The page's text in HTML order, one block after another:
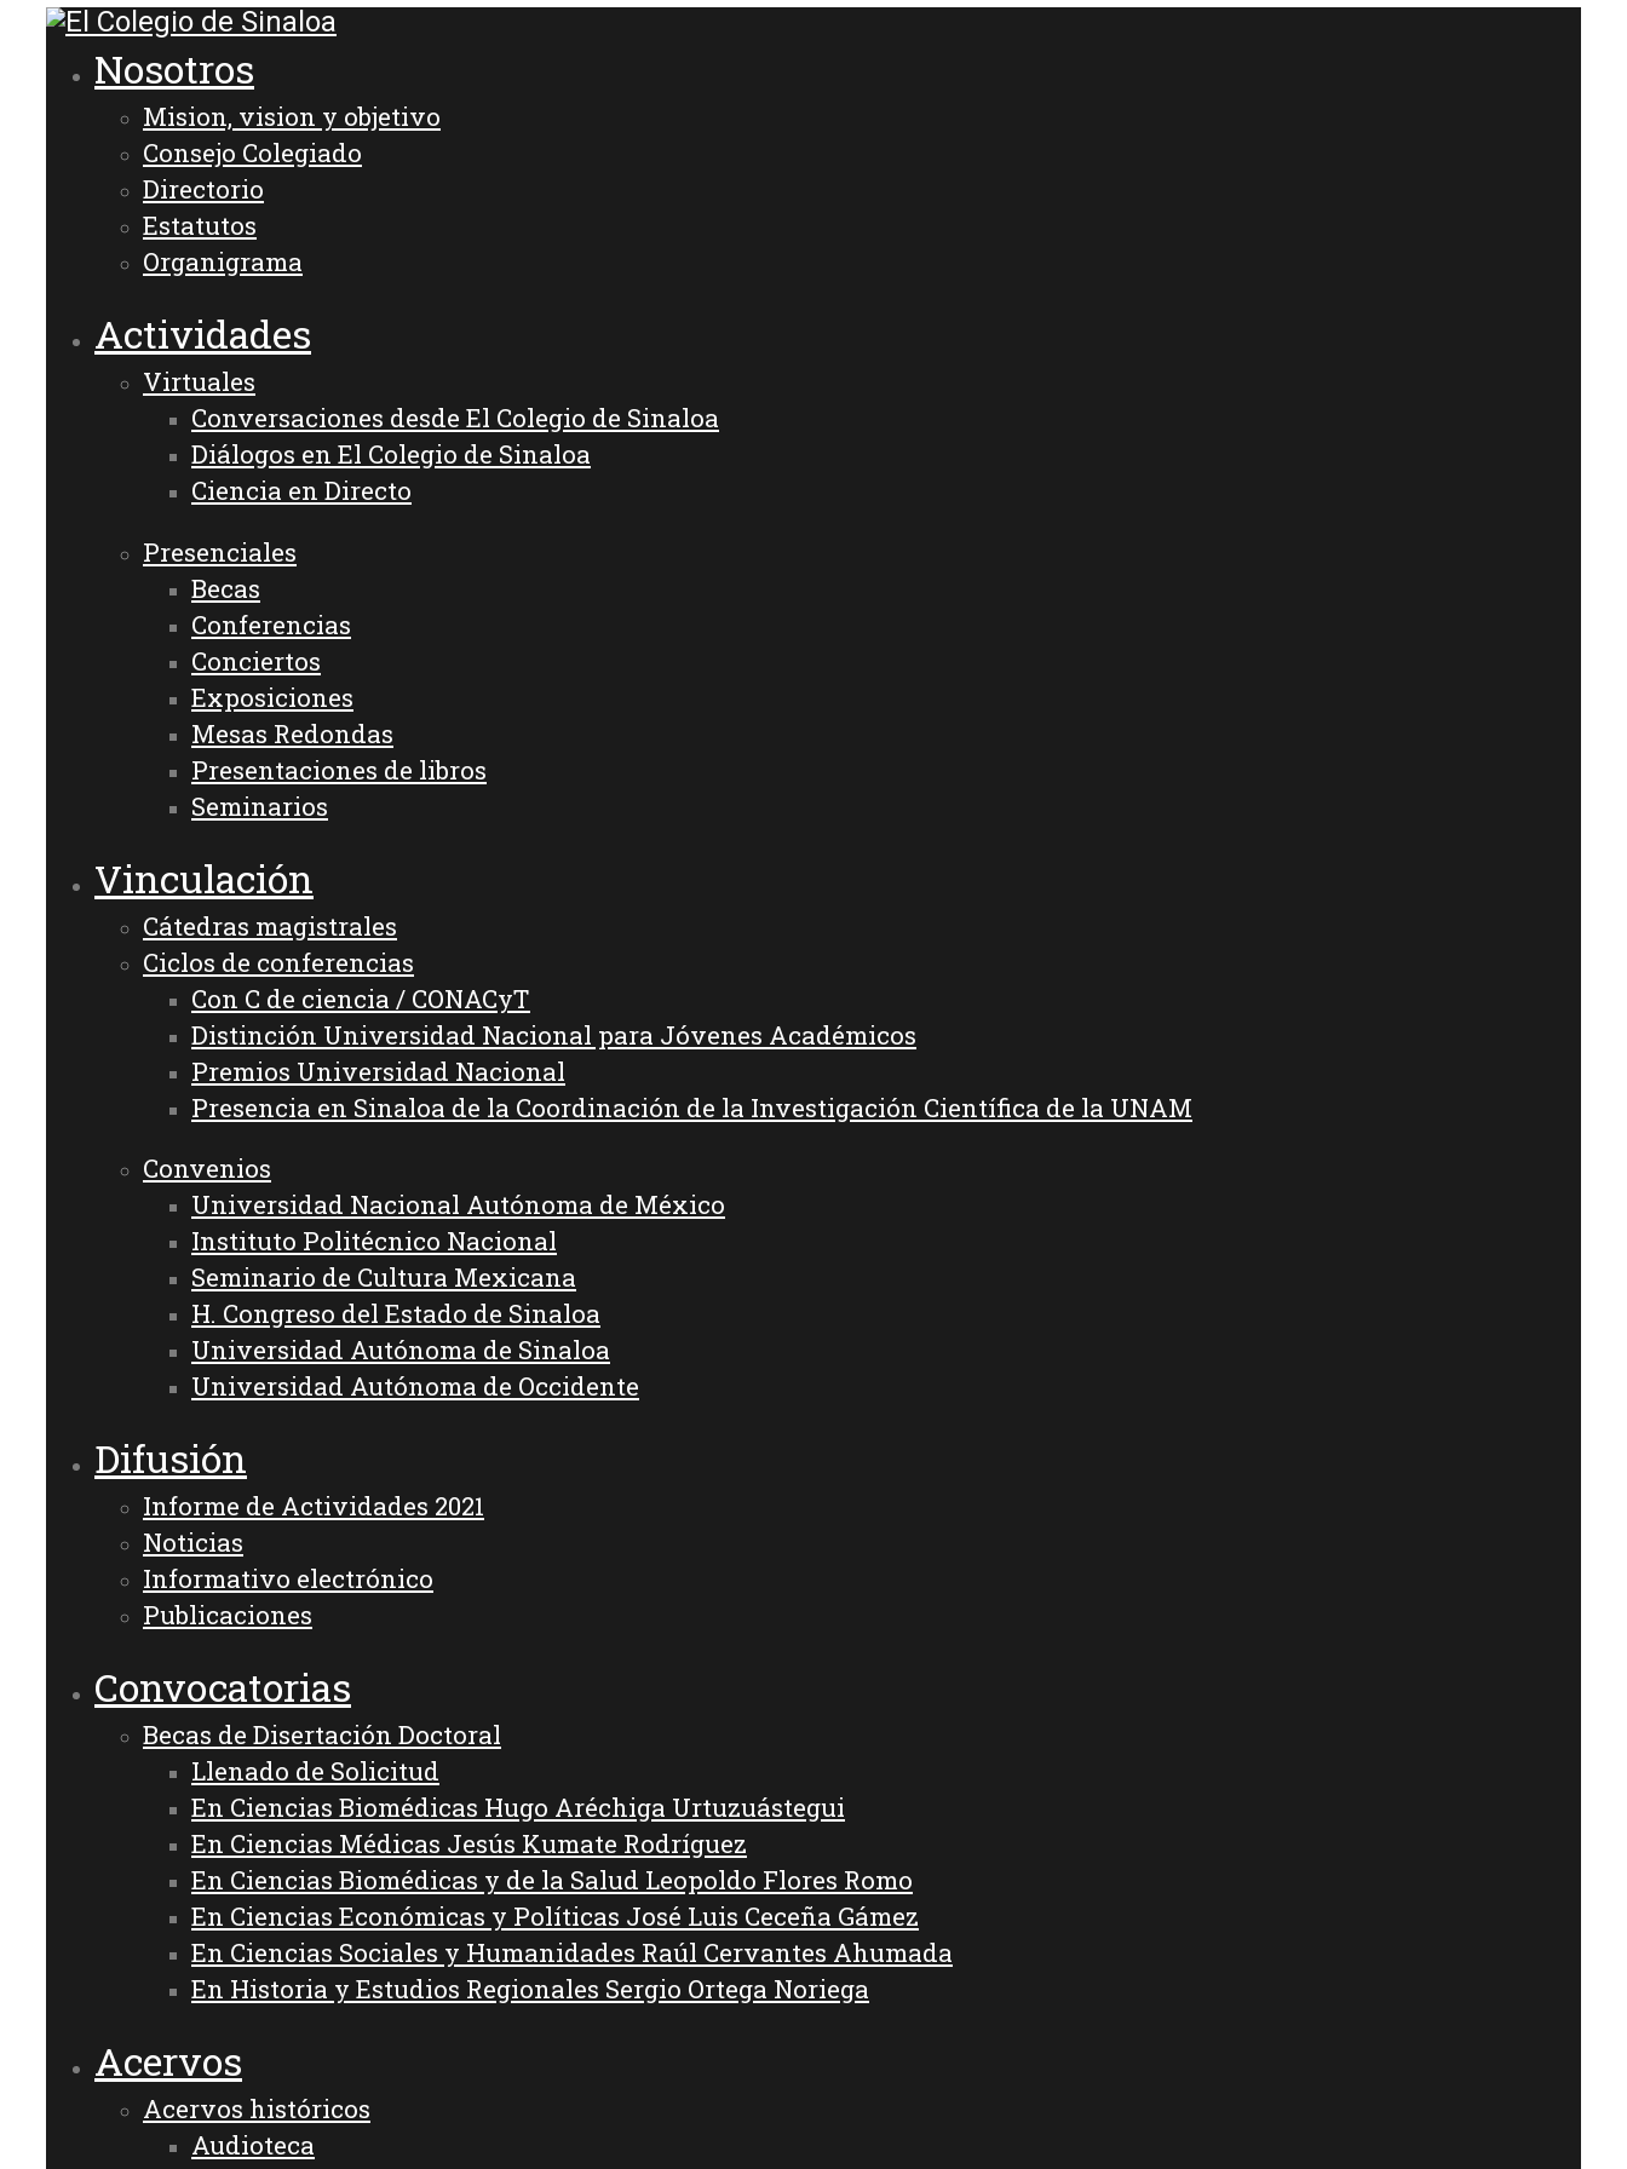
Nosotros
Mision, vision y objetivo
Consejo Colegiado
Directorio
Estatutos
Organigrama
Actividades
Virtuales
Conversaciones desde El Colegio de Sinaloa
Diálogos en El Colegio de Sinaloa
Ciencia en Directo
Presenciales
Becas
Conferencias
Conciertos
Exposiciones
Mesas Redondas
Presentaciones de libros
Seminarios
Vinculación
Cátedras magistrales
Ciclos de conferencias
Con C de ciencia / CONACyT
Distinción Universidad Nacional para Jóvenes Académicos
Premios Universidad Nacional
Presencia en Sinaloa de la Coordinación de la Investigación Científica de la UNAM
Convenios
Universidad Nacional Autónoma de México
Instituto Politécnico Nacional
Seminario de Cultura Mexicana
H. Congreso del Estado de Sinaloa
Universidad Autónoma de Sinaloa
Universidad Autónoma de Occidente
Difusión
Informe de Actividades 2021
Noticias
Informativo electrónico
Publicaciones
Convocatorias
Becas de Disertación Doctoral
Llenado de Solicitud
En Ciencias Biomédicas Hugo Aréchiga Urtuzuástegui
En Ciencias Médicas Jesús Kumate Rodríguez
En Ciencias Biomédicas y de la Salud Leopoldo Flores Romo
En Ciencias Económicas y Políticas José Luis Ceceña Gámez
En Ciencias Sociales y Humanidades Raúl Cervantes Ahumada
En Historia y Estudios Regionales Sergio Ortega Noriega
Acervos
Acervos históricos
Audioteca